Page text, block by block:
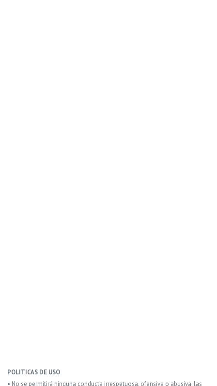
POLITICAS DE USO
• No se permitirá ninguna conducta irrespetuosa, ofensiva o abusiva: las